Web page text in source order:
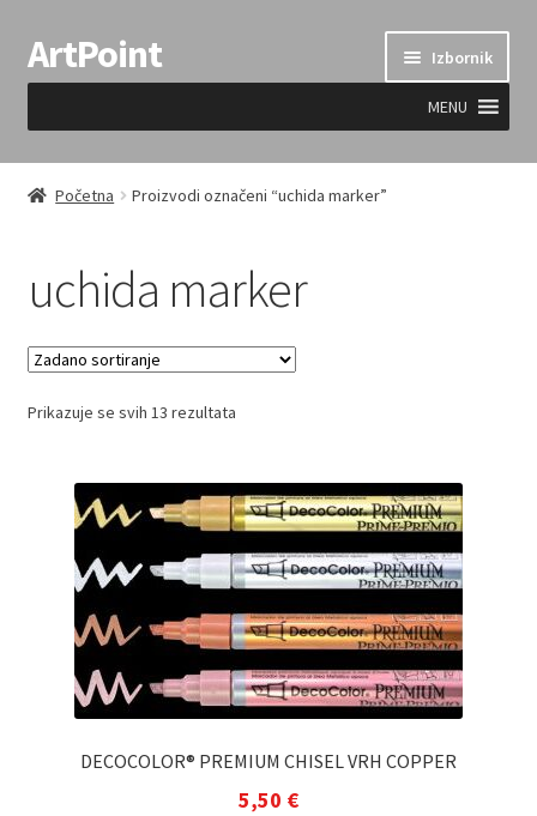
Preskoči
na
Skoči
do
ArtPoint Izbornik
MENU
Uvjeti prodaje
Početna Proizvodi označeni “uchida marker”
uchida marker
Prikazuje se svih 13 rezultata
DECOCOLOR® PREMIUM CHISEL VRH COPPER
5,50 €